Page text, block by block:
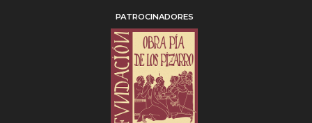
PATROCINADORES